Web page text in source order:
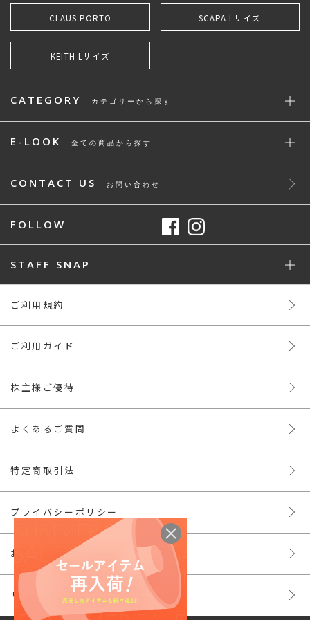
CLAUS PORTO SCAPA Lサイズ
KEITH Lサイズ
CATEGORY カテゴリーから探す
E-LOOK 全ての商品から探す
CONTACT US お問い合わせ
FOLLOW
STAFF SNAP
ご利用規約
ご利用ガイド
株主様ご優待
よくあるご質問
特定商取引法
プライバシーポリシー
お問い合わせ
サイトマップ